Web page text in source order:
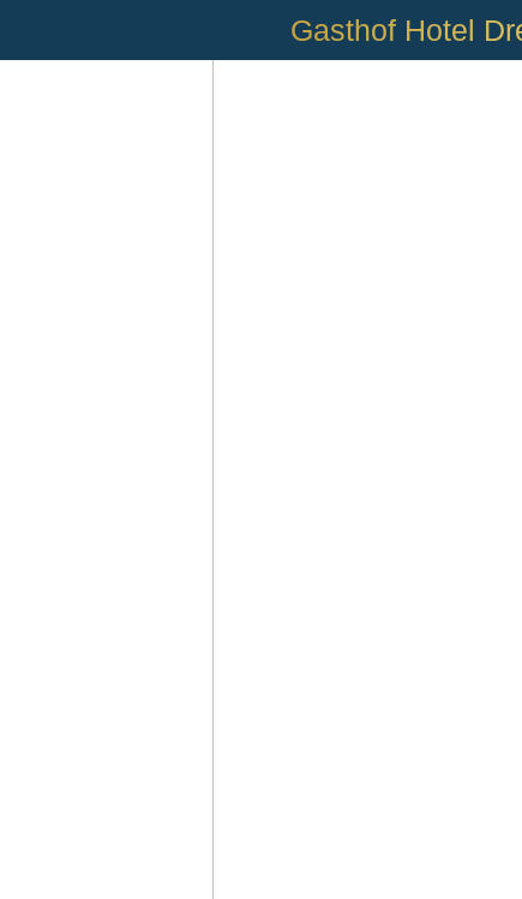
Gasthof Hotel